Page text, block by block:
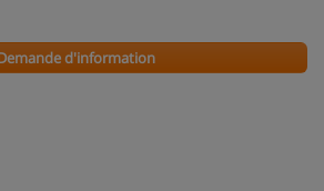
d'information